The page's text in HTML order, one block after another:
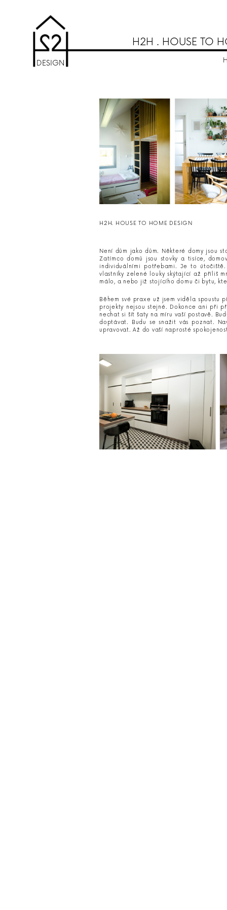
H2H . HOUSE TO
DESIGN
H2H. HOUSE TO HOME DESIGN
Není dům jako dům. Některé domy jsou
Zatímco domů jsou stovky a tisíce,
individuálními potřebami. Je to
vlastníky zelené louky skýtající až příliš
málo, a nebo již stojícího domu či bytu,
Během své praxe už jsem viděla
projekty nejsou stejné. Dokonce ani při
nechat si šít šaty na míru vaší postavě.
doptávat. Budu se snažit vás poznat.
upravovat. Až do vaší naprosté